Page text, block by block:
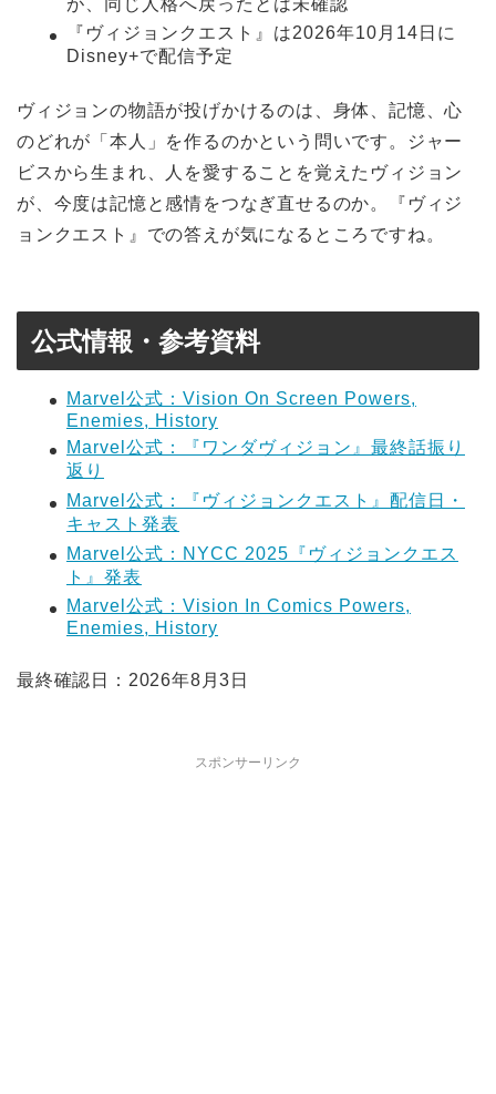
『ヴィジョンクエスト』は2026年10月14日に
Disney+で配信予定
ヴィジョンの物語が投げかけるのは、身体、記憶、心
のどれが「本人」を作るのかという問いです。ジャー
ビスから生まれ、人を愛することを覚えたヴィジョン
が、今度は記憶と感情をつなぎ直せるのか。『ヴィジ
ョンクエスト』での答えが気になるところですね。
公式情報・参考資料
Marvel公式：Vision On Screen Powers,
Enemies, History
Marvel公式：『ワンダヴィジョン』最終話振り
返り
Marvel公式：『ヴィジョンクエスト』配信日・
キャスト発表
Marvel公式：NYCC 2025『ヴィジョンクエス
ト』発表
Marvel公式：Vision In Comics Powers,
Enemies, History
最終確認日：2026年8月3日
スポンサーリンク